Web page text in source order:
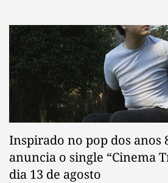
Inspirado no pop dos anos
anuncia o single “Cinema
dia 13 de agosto